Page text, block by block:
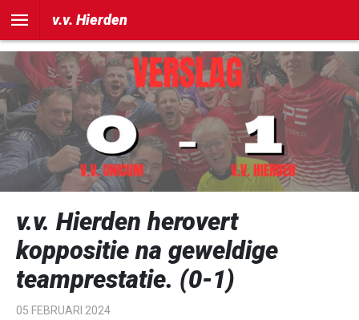
v.v. Hierden
v.v. Hierden herovert
koppositie na geweldige
teamprestatie. (0-1)
05 FEBRUARI 2024